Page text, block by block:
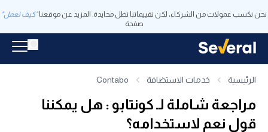
نحن نكسب عمولات من الشركاء، لكن تقييماتنا تظل محايدة. المزيد عن موقعنا "كيف نعمل"
صفحة
الرئيسية خدمات الاستضافة Contabo
مراجعة شاملة لـ كونتابو : هل يمكننا
قول نعم لاستخدامه؟